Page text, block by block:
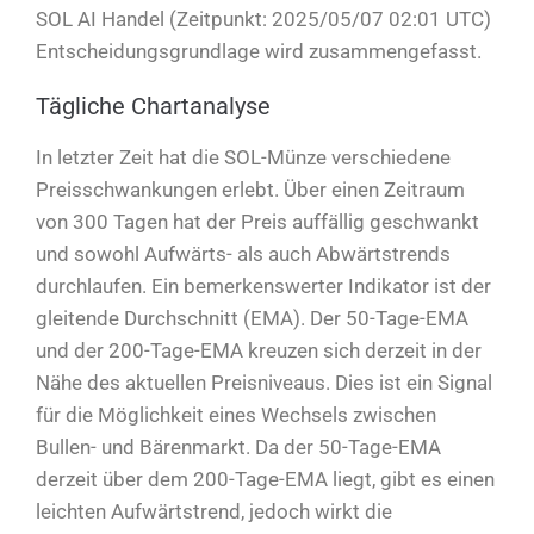
SOL AI Handel (Zeitpunkt: 2025/05/07 02:01 UTC)
Entscheidungsgrundlage wird zusammengefasst.
Tägliche Chartanalyse
In letzter Zeit hat die SOL-Münze verschiedene
Preisschwankungen erlebt. Über einen Zeitraum
von 300 Tagen hat der Preis auffällig geschwankt
und sowohl Aufwärts- als auch Abwärtstrends
durchlaufen. Ein bemerkenswerter Indikator ist der
gleitende Durchschnitt (EMA). Der 50-Tage-EMA
und der 200-Tage-EMA kreuzen sich derzeit in der
Nähe des aktuellen Preisniveaus. Dies ist ein Signal
für die Möglichkeit eines Wechsels zwischen
Bullen- und Bärenmarkt. Da der 50-Tage-EMA
derzeit über dem 200-Tage-EMA liegt, gibt es einen
leichten Aufwärtstrend, jedoch wirkt die